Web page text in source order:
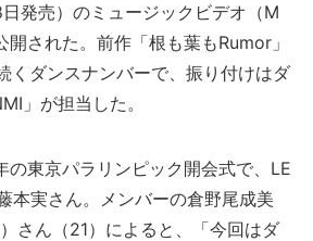
発売）のミュージックビデオ（M
された。前作「根も葉もRumor」
くダンスナンバーで、振り付けはダ
」が担当した。
東京パラリンピック開会式で、LE
本実さん。メンバーの倉野尾成美
さん（21）によると、「今回はダ